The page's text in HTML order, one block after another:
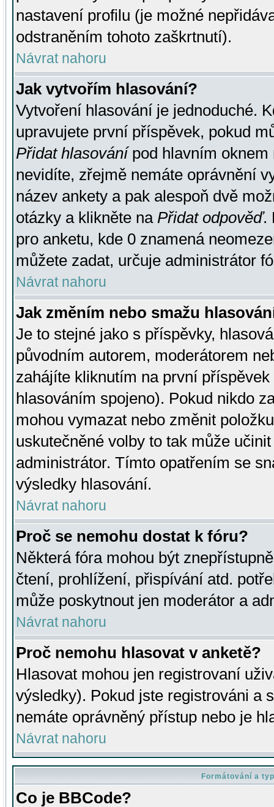
nastavení profilu (je možné
odstraněním tohoto zaškrtnutí).
Návrat nahoru
Jak vytvořím hlasování?
Vytvoření hlasování je jednoduché.
upravujete první příspěvek, pokud
Přidat hlasovánípod hlavním oknem
nevidíte, zřejmě nemáte oprávnění
název ankety a pak alespoň dvě
otázky a klikněte na Přidat odpověď.
pro anketu, kde 0 znamená
můžete zadat, určuje administrátor
Návrat nahoru
Jak změním nebo smažu
Je to stejné jako s příspěvky,
původním autorem, moderátorem
zahájíte kliknutím na první
hlasováním spojeno). Pokud nikdo
mohou vymazat nebo změnit
uskutečněné volby to tak může
administrátor. Tímto opatřením se
výsledky hlasování.
Návrat nahoru
Proč se nemohu dostat k fóru?
Některá fóra mohou být
čtení, prohlížení, přispívání atd.
může poskytnout jen moderátor a
Návrat nahoru
Proč nemohu hlasovat v anketě?
Hlasovat mohou jen registrovaní
výsledky). Pokud jste registrováni a
nemáte oprávněný přístup nebo je
Návrat nahoru
Formátování a
Co je BBCode?